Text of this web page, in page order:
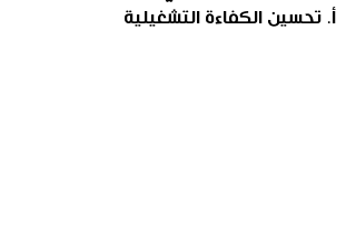
أ. تحسين الكفاءة التشغيلية